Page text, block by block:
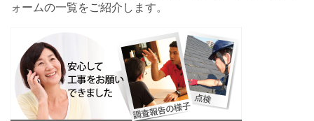
ォームの一覧をご紹介します。